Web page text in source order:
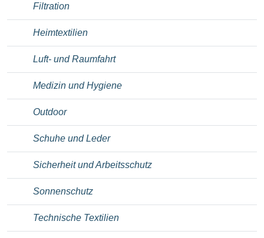
Filtration
Heimtextilien
Luft- und Raumfahrt
Medizin und Hygiene
Outdoor
Schuhe und Leder
Sicherheit und Arbeitsschutz
Sonnenschutz
Technische Textilien